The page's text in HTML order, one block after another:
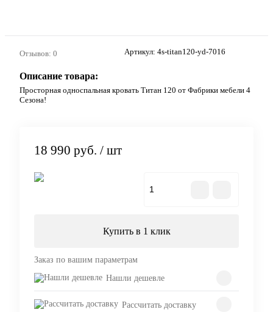
Отзывов: 0 Артикул: 4s-titan120-yd-7016
Описание товара:
Просторная односпальная кровать Титан 120 от Фабрики мебели 4
Сезона!
18 990 руб. / шт
Купить в 1 клик
Заказ по вашим параметрам
Нашли дешевле
Рассчитать доставку